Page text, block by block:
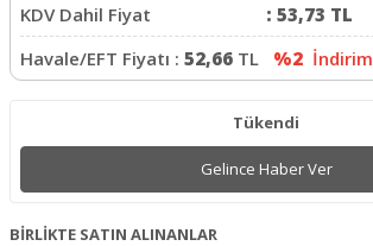
KDV Dahil Fiyat
: 53,73 TL
Havale/EFT Fiyatı : 52,66 TL %2 İndirim
Tükendi
Gelince Haber Ver
BİRLİKTE SATIN ALINANLAR